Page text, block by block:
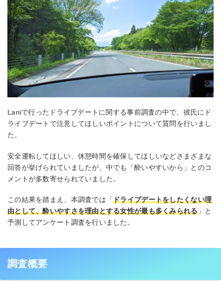
Laniで行ったドライブデートに関する事前調査の中で、彼氏にド
ライブデートで注意してほしいポイントについて質問を行いまし
た。
安全運転してほしい、休憩時間を確保してほしいなどさまざまな
回答が挙げられていましたが、中でも「酔いやすいから」とのコ
メントが多数寄せられていました。
この結果を踏まえ、本調査では「ドライブデートをしたくない理
由として、酔いやすさを理由とする女性が最も多くみられる」と
予測してアンケート調査を行いました。
調査概要